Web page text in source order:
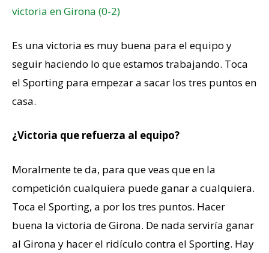
victoria en Girona (0-2)
Es una victoria es muy buena para el equipo y
seguir haciendo lo que estamos trabajando. Toca
el Sporting para empezar a sacar los tres puntos en
casa.
¿Victoria que refuerza al equipo?
Moralmente te da, para que veas que en la
competición cualquiera puede ganar a cualquiera.
Toca el Sporting, a por los tres puntos. Hacer
buena la victoria de Girona. De nada serviría ganar
al Girona y hacer el ridículo contra el Sporting. Hay